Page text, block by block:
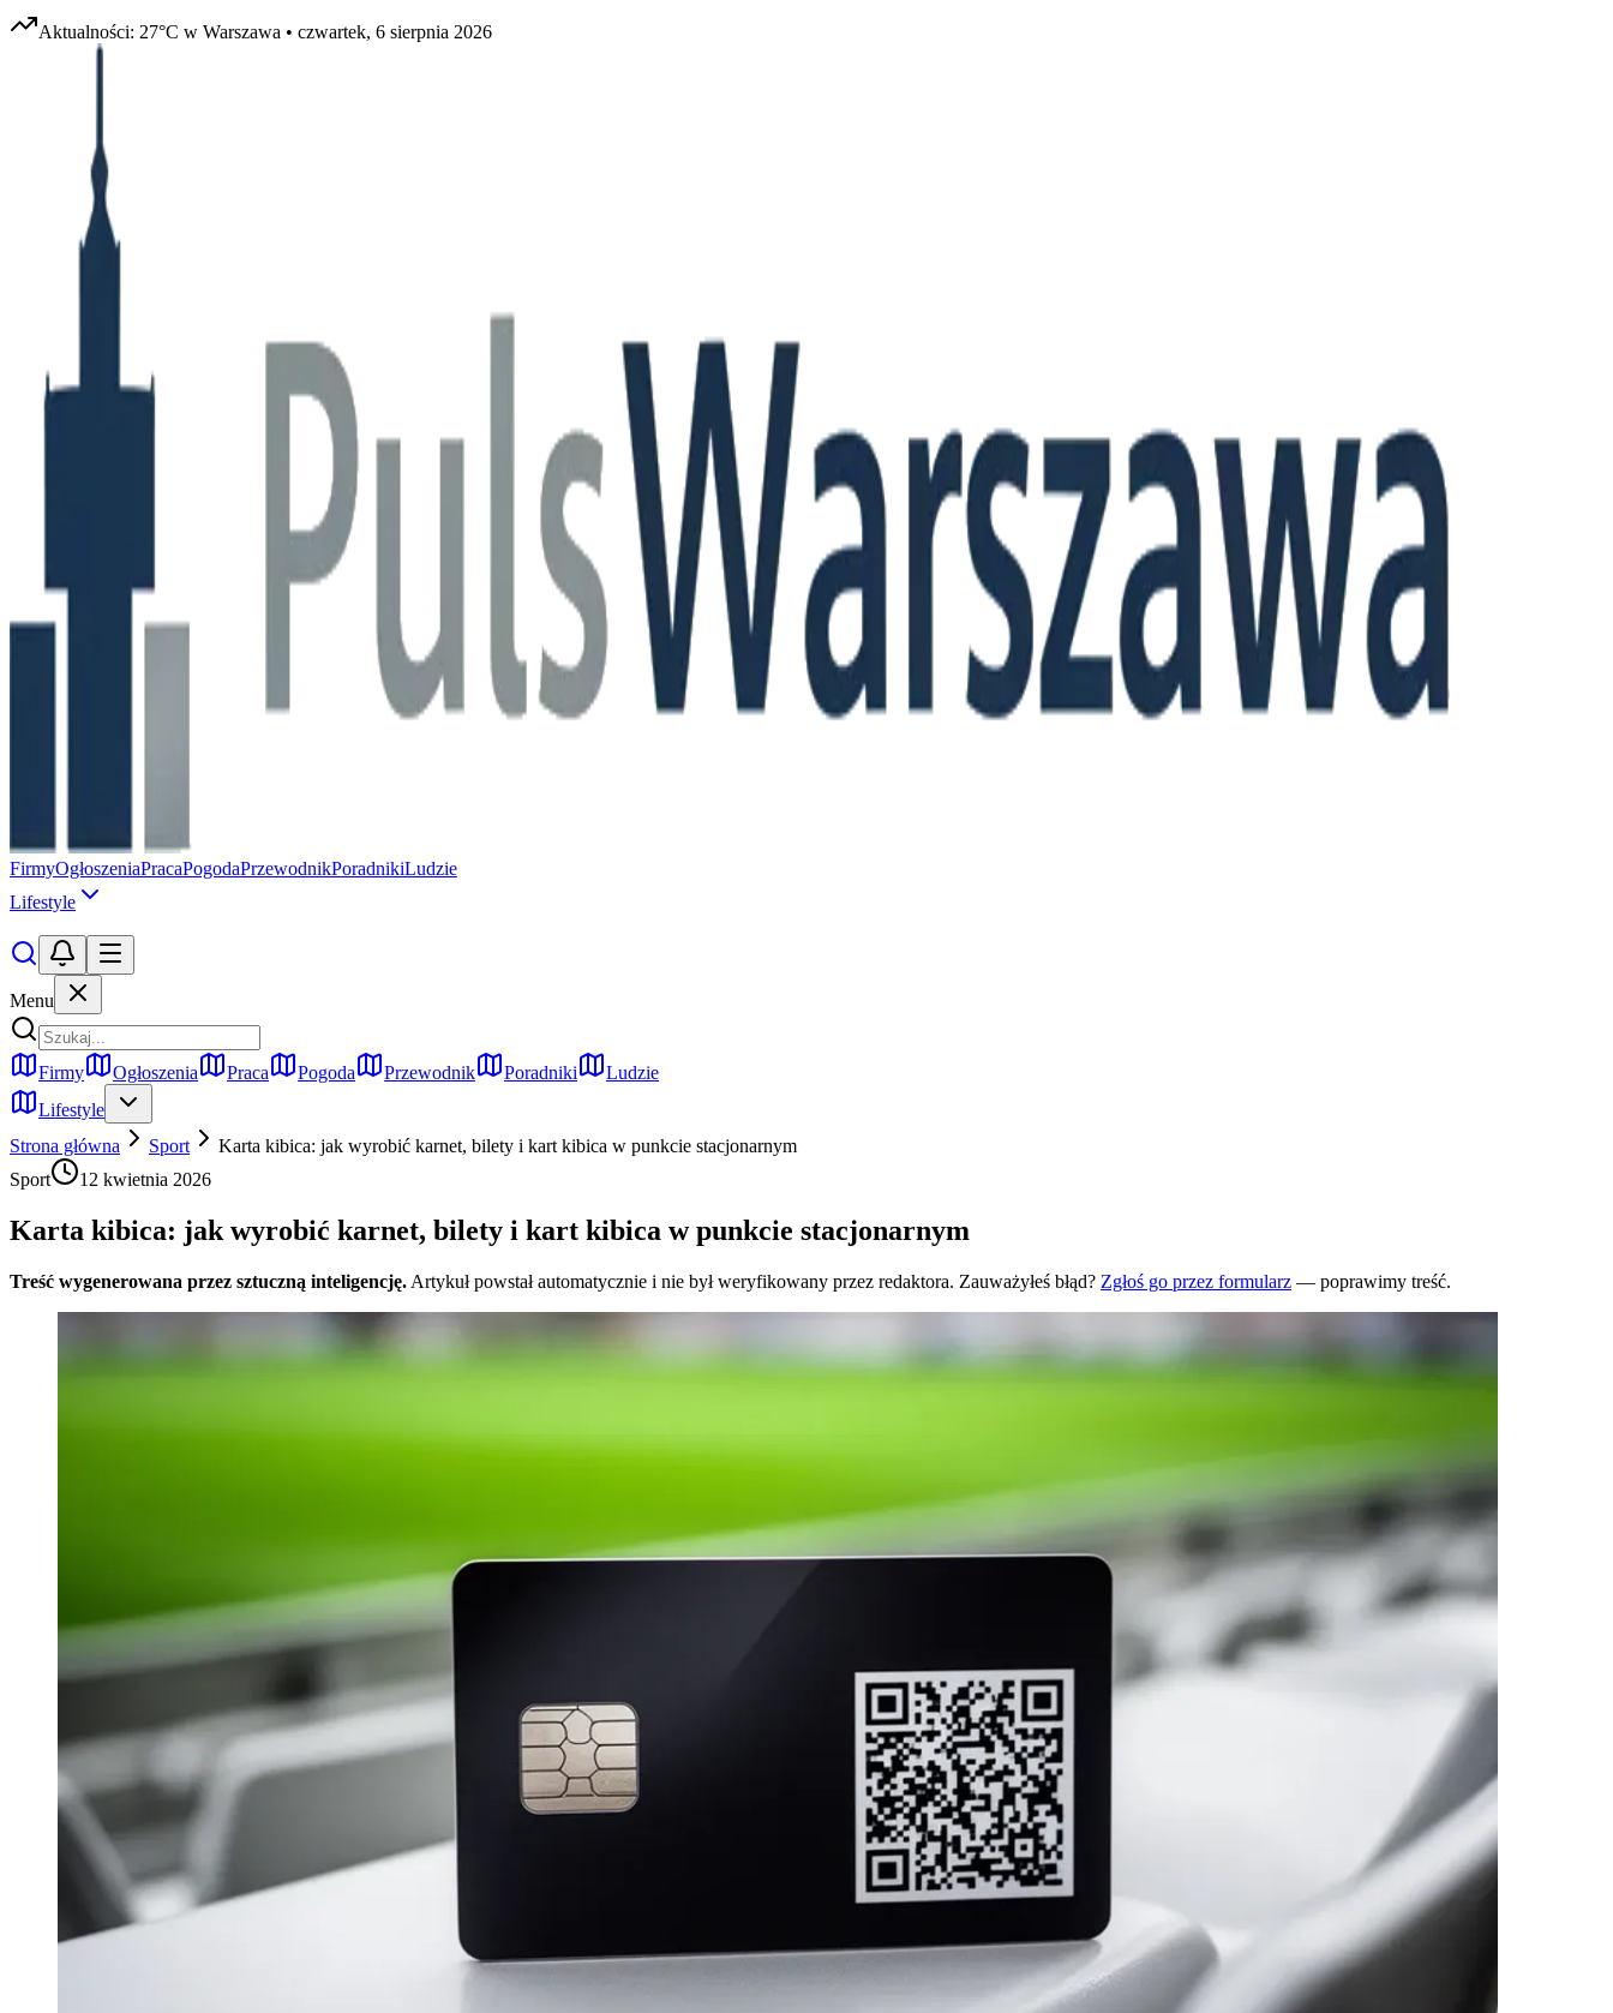
Aktualności: 27°C w Warszawa • czwartek, 6 sierpnia 2026
FirmyOgłoszeniaPracaPogodaPrzewodnikPoradnikiLudzie
Lifestyle
Menu
Firmy Ogłoszenia Praca Pogoda Przewodnik Poradniki
Ludzie
Lifestyle
Strona główna
Sport
Karta kibica: jak wyrobić karnet, bilety i kart kibica w punkcie stacjonarnym
Sport
12 kwietnia 2026
Karta kibica: jak wyrobić karnet, bilety i kart kibica w punkcie stacjonarnym
Treść wygenerowana przez sztuczną inteligencję. Artykuł powstał automatycznie i nie był weryfikowany przez redaktora. Zauważyłeś błąd? Zgłoś go przez formularz — poprawimy treść.